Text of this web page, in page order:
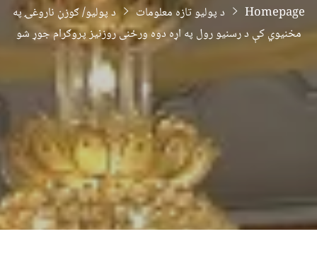
Homepage د پولیو تازه معلومات
د پولیو/ ګوزڼ ناروغۍ په
مخنیوي کې د رسنیو رول په اړه دوه ورځنی روزنیز پروګرام جوړ شو